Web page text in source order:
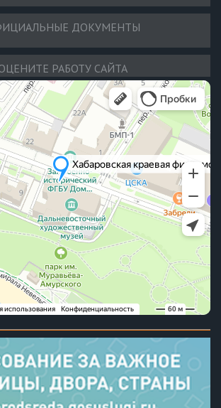
ДОКУМЕНТЫ
РАБОТУ САЙТА